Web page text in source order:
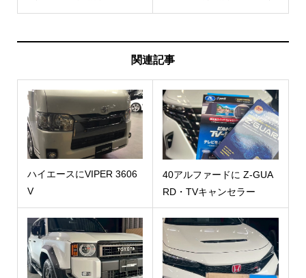
関連記事
ハイエースにVIPER 3606
V
40アルファードに Z-GUA
RD・TVキャンセラー